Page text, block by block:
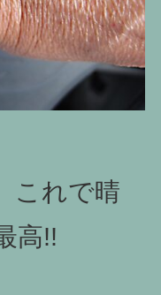
これで晴
高!!